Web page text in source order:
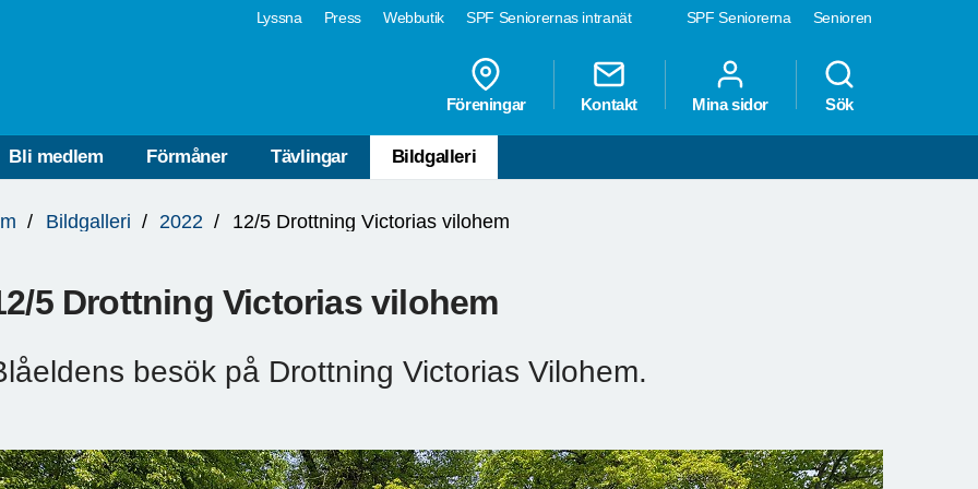
SPF Seniorerna Senioren
Lyssna Press Webbutik SPF Seniorernas intranät
Föreningar Kontakt Mina sidor Sök
Bli medlem Förmåner Tävlingar Bildgalleri
Bildgalleri 2022 12/5 Drottning Victorias vilohem
5 Drottning Victorias vilohem
besök på Drottning Victorias Vilohem.